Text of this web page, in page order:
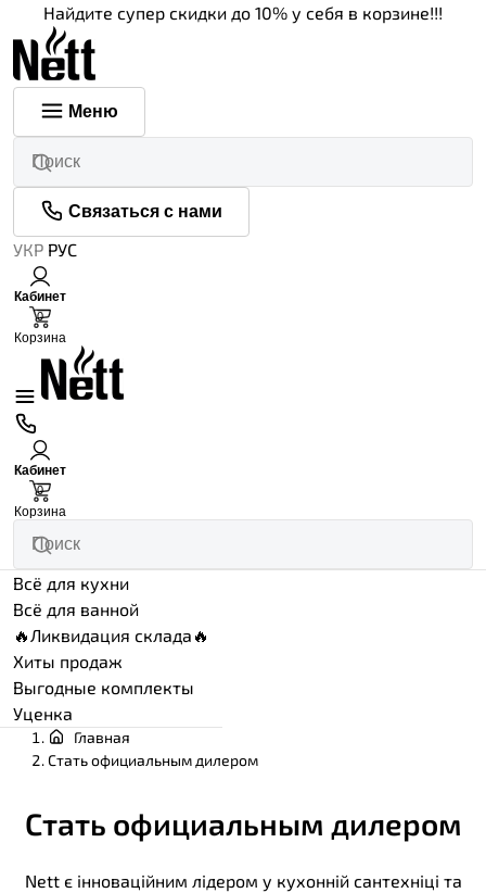
Найдите супер скидки до 10% у себя в корзине!!!
Меню
Связаться с нами
УКР РУС
Кабинет
0
Корзина
Кабинет
0
Корзина
Всё для кухни
Всё для ванной
🔥Ликвидация склада🔥
Хиты продаж
Выгодные комплекты
Уценка
Главная
Стать официальным дилером
Стать официальным дилером
Nett є інноваційним лідером у кухонній сантехніці та